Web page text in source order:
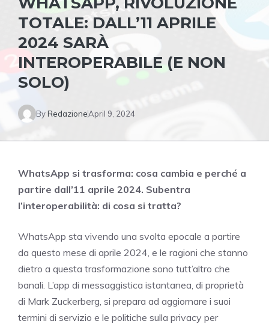
TOTALE: DALL’11 APRILE
2024 SARÀ
INTEROPERABILE (E NON
SOLO)
ByRedazioneApril 9, 2024
WhatsApp si trasforma: cosa cambia e perché a
partire dall’11 aprile 2024. Subentra
l’interoperabilità: di cosa si tratta?
WhatsApp sta vivendo una svolta epocale a partire
da questo mese di aprile 2024, e le ragioni che stanno
dietro a questa trasformazione sono tutt’altro che
banali. L’app di messaggistica istantanea, di proprietà
di Mark Zuckerberg, si prepara ad aggiornare i suoi
termini di servizio e le politiche sulla privacy per